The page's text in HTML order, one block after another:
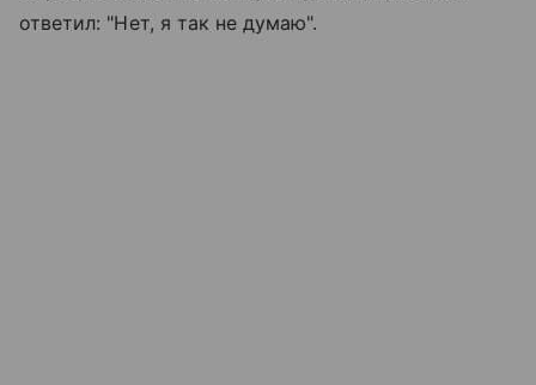
ответил: "Нет, я так не думаю".